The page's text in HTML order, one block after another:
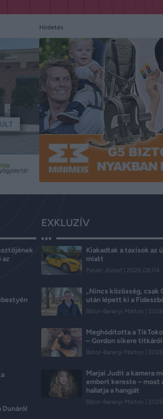
Hirdetés
az
Dunáról
EXKLUZÍV
Kiakadtak a taxisok az
miatt
Pataki József 2026.08.04.
„Nincs közösség, csak
után lépett ki a
Bátor-Baranyi Márton
Meghódította a
– Gordon sikere
Bátor-Baranyi Márton
Marjai Judit a kamera
embert kereste – most
hallatja a hangját
Bátor-Baranyi Márton